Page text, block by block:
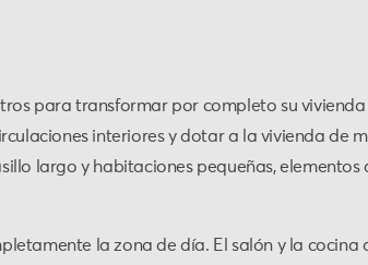
para transformar por completo su
interiores y dotar a la vivienda
largo y habitaciones pequeñas,
la zona de día. El salón y la